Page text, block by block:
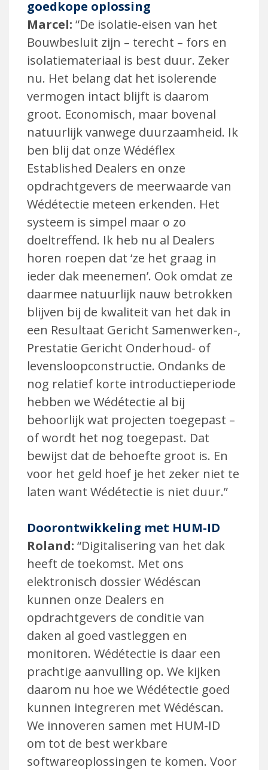
goedkope oplossing
Marcel: “De isolatie-eisen van het
Bouwbesluit zijn – terecht – fors en
isolatiemateriaal is best duur. Zeker
nu. Het belang dat het isolerende
vermogen intact blijft is daarom
groot. Economisch, maar bovenal
natuurlijk vanwege duurzaamheid. Ik
ben blij dat onze Wédéflex
Established Dealers en onze
opdrachtgevers de meerwaarde van
Wédétectie meteen erkenden. Het
systeem is simpel maar o zo
doeltreffend. Ik heb nu al Dealers
horen roepen dat ‘ze het graag in
ieder dak meenemen’. Ook omdat ze
daarmee natuurlijk nauw betrokken
blijven bij de kwaliteit van het dak in
een Resultaat Gericht Samenwerken-,
Prestatie Gericht Onderhoud- of
levensloop­constructie. Ondanks de
nog relatief korte introductieperiode
hebben we Wédétectie al bij
behoorlijk wat pro­jecten toegepast –
of wordt het nog toegepast. Dat
bewijst dat de behoefte groot is. En
voor het geld hoef je het zeker niet te
laten want Wédétectie is niet duur.”
Doorontwikkeling met HUM-ID
Roland: “Digitalisering van het dak
heeft de toekomst. Met ons
elektronisch dossier Wédéscan
kunnen onze Dealers en
opdrachtgevers de conditie van
daken al goed vastleggen en
monitoren. Wédétectie is daar een
prachtige aanvulling op. We kijken
daarom nu hoe we Wédétectie goed
kunnen integreren met Wédéscan.
We innoveren samen met HUM-ID
om tot de best werkbare
softwareoplossingen te komen. Voor